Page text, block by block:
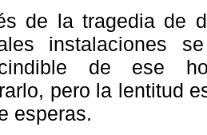
de la tragedia de
instalaciones
de ese
pero la lentitud
esperas.